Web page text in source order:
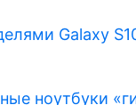
Galaxy
ноутбуки